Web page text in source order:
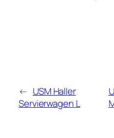
← USM Haller
Servierwagen L